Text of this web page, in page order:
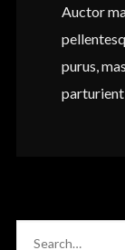
Auctor
purus,
parturient